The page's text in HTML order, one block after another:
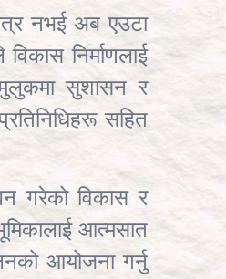
नभई अब एउटा
निर्माणलाई
मुलुकमा सुशासन र
सहित
गरेको विकास र
आत्मसात
आयोजना गर्नु